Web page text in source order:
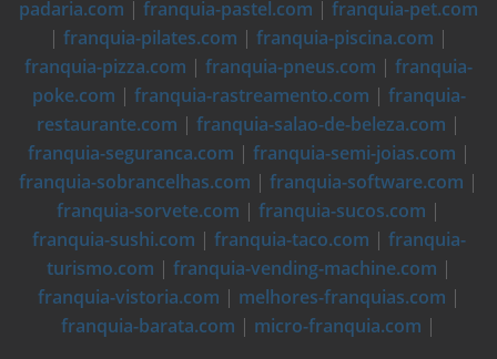
padaria.com | franquia-pastel.com | franquia-pet.com
| franquia-pilates.com | franquia-piscina.com |
franquia-pizza.com | franquia-pneus.com | franquia-
poke.com | franquia-rastreamento.com | franquia-
restaurante.com | franquia-salao-de-beleza.com |
franquia-seguranca.com | franquia-semi-joias.com |
franquia-sobrancelhas.com | franquia-software.com |
franquia-sorvete.com | franquia-sucos.com |
franquia-sushi.com | franquia-taco.com | franquia-
turismo.com | franquia-vending-machine.com |
franquia-vistoria.com | melhores-franquias.com |
franquia-barata.com | micro-franquia.com |